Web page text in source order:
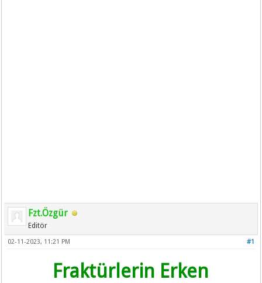
Fzt.Özgür
Editör
#1
02-11-2023, 11:21 PM
Fraktürlerin Erken